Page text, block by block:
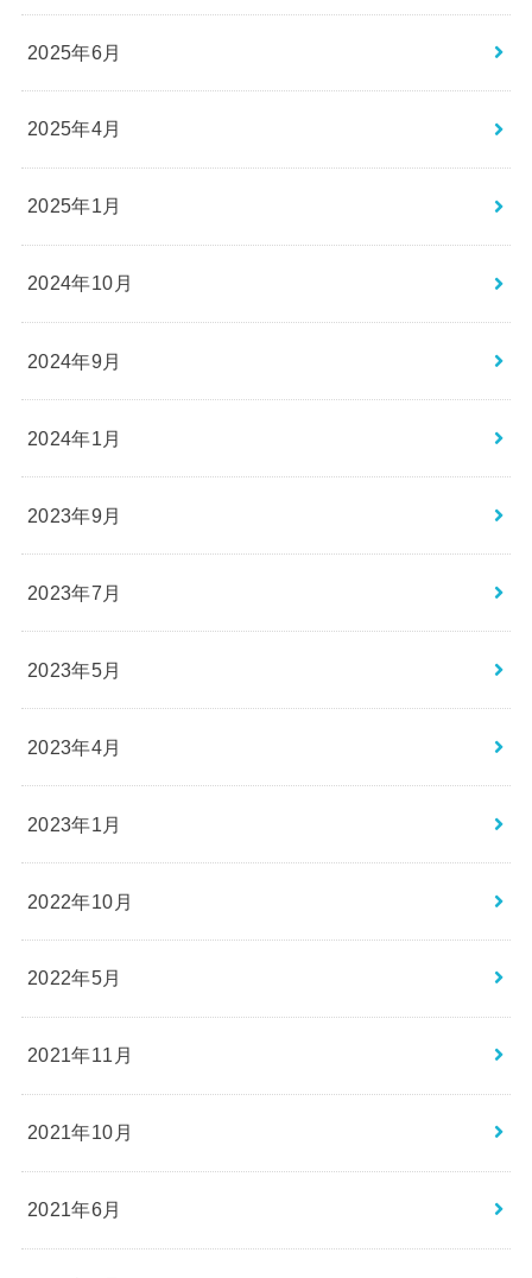
2025年6月
2025年4月
2025年1月
2024年10月
2024年9月
2024年1月
2023年9月
2023年7月
2023年5月
2023年4月
2023年1月
2022年10月
2022年5月
2021年11月
2021年10月
2021年6月